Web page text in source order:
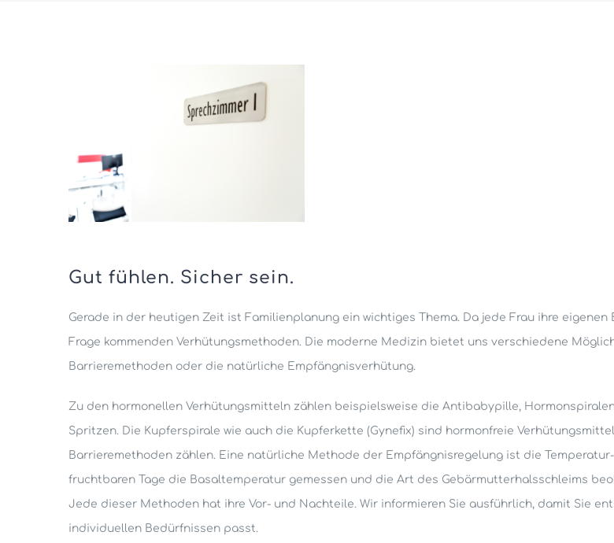
Gut fühlen. Sicher sein.
Gerade in der heutigen Zeit ist Familienplanung ein wichtiges Thema. Da jede Frau ihre
Frage kommenden Verhütungsmethoden. Die moderne Medizin bietet uns verschiedene
Barrieremethoden oder die natürliche Empfängnisverhütung.
Zu den hormonellen Verhütungsmitteln zählen beispielsweise die Antibabypille,
Spritzen. Die Kupferspirale wie auch die Kupferkette (Gynefix) sind hormonfreie
Barrieremethoden zählen. Eine natürliche Methode der Empfängnisregelung ist die
fruchtbaren Tage die Basaltemperatur gemessen und die Art des Gebärmutterhalsschleims
Jede dieser Methoden hat ihre Vor- und Nachteile. Wir informieren Sie ausführlich, damit Sie
individuellen Bedürfnissen passt.